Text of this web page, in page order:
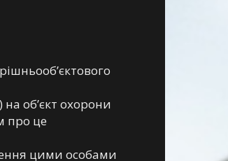
об’єкт охорони
про це
цими особами